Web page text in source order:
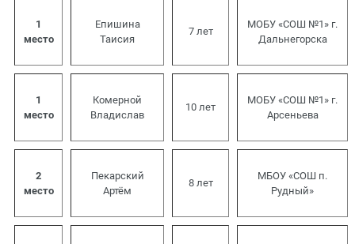
1
место
Епишина
Таисия
7 лет
МОБУ «СОШ №1» г.
Дальнегорска
1
место
Комерной
Владислав
10 лет
МОБУ «СОШ №1» г.
Арсеньева
2
место
Пекарский
Артём
8 лет
МБОУ «СОШ п.
Рудный»